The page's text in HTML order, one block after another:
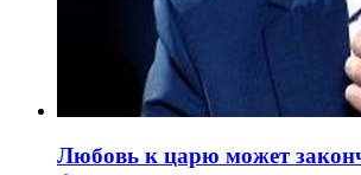
Любовь к царю может